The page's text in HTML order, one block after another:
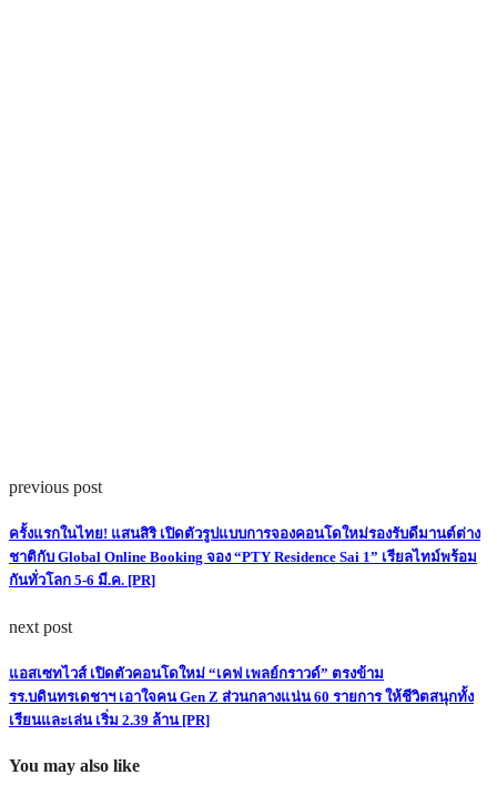
previous post
ครั้งแรกในไทย! แสนสิริ เปิดตัวรูปแบบการจองคอนโดใหม่รองรับดีมานต์ต่าง
ชาติกับ Global Online Booking จอง “PTY Residence Sai 1” เรียลไทม์พร้อม
กันทั่วโลก 5-6 มี.ค. [PR]
next post
แอสเซทไวส์ เปิดตัวคอนโดใหม่ “เคฟ เพลย์กราวด์” ตรงข้าม
รร.บดินทรเดชาฯ เอาใจคน Gen Z ส่วนกลางแน่น 60 รายการ ให้ชีวิตสนุกทั้ง
เรียนและเล่น เริ่ม 2.39 ล้าน [PR]
You may also like